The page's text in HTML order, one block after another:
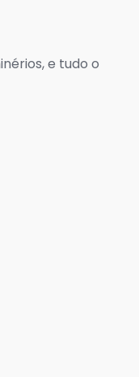
e tudo o